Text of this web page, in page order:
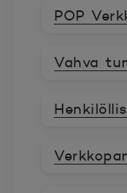
POP
Vahva